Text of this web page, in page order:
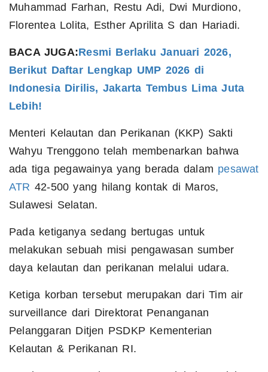
Muhammad Farhan, Restu Adi, Dwi Murdiono,
Florentea Lolita, Esther Aprilita S dan Hariadi.
BACA JUGA:Resmi Berlaku Januari 2026,
Berikut Daftar Lengkap UMP 2026 di
Indonesia Dirilis, Jakarta Tembus Lima Juta
Lebih!
Menteri Kelautan dan Perikanan (KKP) Sakti
Wahyu Trenggono telah membenarkan bahwa
ada tiga pegawainya yang berada dalam pesawat
ATR 42-500 yang hilang kontak di Maros,
Sulawesi Selatan.
Pada ketiganya sedang bertugas untuk
melakukan sebuah misi pengawasan sumber
daya kelautan dan perikanan melalui udara.
Ketiga korban tersebut merupakan dari Tim air
surveillance dari Direktorat Penanganan
Pelanggaran Ditjen PSDKP Kementerian
Kelautan & Perikanan RI.